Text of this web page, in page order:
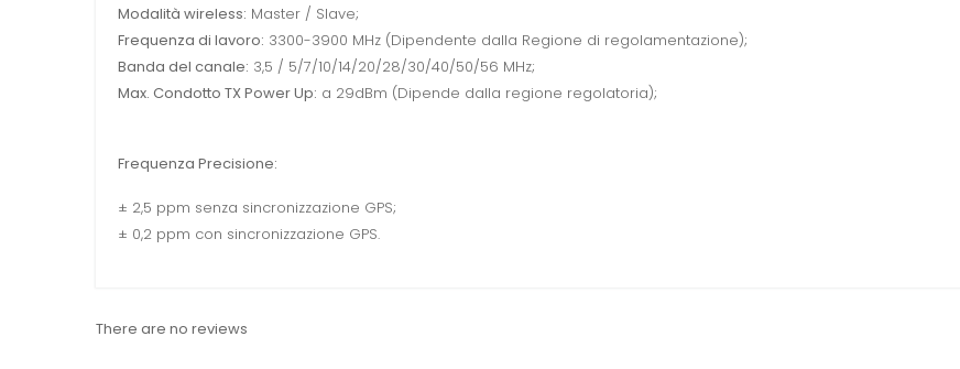
Modalità wireless: Master / Slave;
Frequenza di lavoro: 3300-3900 MHz (Dipendente dalla Regione di regolamentazione);
Banda del canale: 3,5 / 5/7/10/14/20/28/30/40/50/56 MHz;
Max. Condotto TX Power Up: a 29dBm (Dipende dalla regione regolatoria);
Frequenza Precisione:
± 2,5 ppm senza sincronizzazione GPS;
± 0,2 ppm con sincronizzazione GPS.
There are no reviews